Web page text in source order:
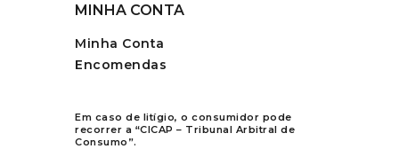
MINHA CONTA
Minha Conta
Encomendas
Em caso de litígio, o consumidor pode
recorrer a “CICAP – Tribunal Arbitral de
Consumo”.